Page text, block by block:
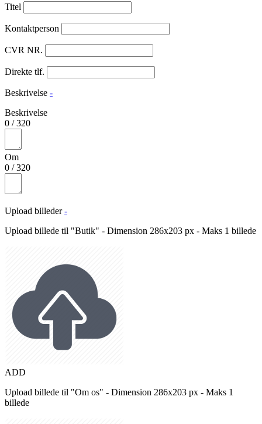
Titel
Kontaktperson
CVR NR.
Direkte tlf.
Beskrivelse -
Beskrivelse
0 /320
Om
0 /320
Upload billeder -
Upload billede til "Butik" - Dimension 286x203 px - Maks 1 billede
ADD
Upload billede til "Om os" - Dimension 286x203 px - Maks 1
billede